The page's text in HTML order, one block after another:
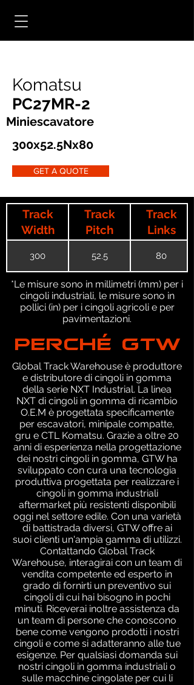
Komatsu
PC27MR-2
Miniescavatore
300x52.5Nx80
GET A QUOTE
Track
Width
Track
Pitch
Track
Links
300 52.5 80
*Le misure sono in millimetri (mm) per i
cingoli industriali, le misure sono in
pollici (in) per i cingoli agricoli e per
pavimentazioni.
PERCHÉ GTW
Global Track Warehouse è produttore
e distributore di cingoli in gomma
della serie NXT Industrial. La linea
NXT di cingoli in gomma di ricambio
O.E.M è progettata specificamente
per escavatori, minipale compatte,
gru e CTL Komatsu. Grazie a oltre 20
anni di esperienza nella progettazione
dei nostri cingoli in gomma, GTW ha
sviluppato con cura una tecnologia
produttiva progettata per realizzare i
cingoli in gomma industriali
aftermarket più resistenti disponibili
oggi nel settore edile. Con una varietà
di battistrada diversi, GTW offre ai
suoi clienti un'ampia gamma di utilizzi.
Contattando Global Track
Warehouse, interagirai con un team di
vendita competente ed esperto in
grado di fornirti un preventivo sui
cingoli di cui hai bisogno in pochi
minuti. Riceverai inoltre assistenza da
un team di persone che conoscono
bene come vengono prodotti i nostri
cingoli e come si adatteranno alle tue
esigenze. Per qualsiasi domanda sui
nostri cingoli in gomma industriali o
sulle macchine cingolate per cui li